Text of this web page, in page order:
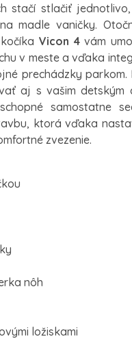
stačí stlačiť
madle vaničky.
Vicon 4 vám
v meste a vďaka
prechádzky parkom.
aj s vašim detským
samostatne
ktorá vďaka
zvezenie.
nôh
ložiskami